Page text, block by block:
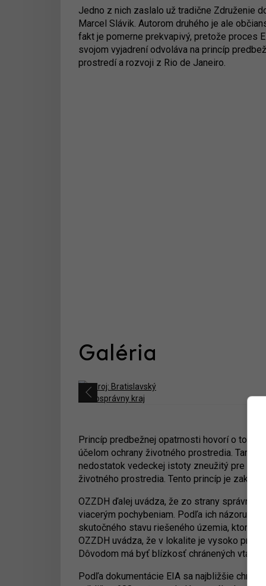
Jedno z nich zaslalo už tradične Združenie
Marcel Slávik. Autorom druhého je ale
fakt je pomerne prekvapivý, pretože proces
svojom vyjadrení odvoláva na princíp
prostredí a rozvoji z Rio de Janeiro.
Galéria
Princíp predbežnej opatrnosti hovorí o tom,
účelom ochrany životného prostredia. Tam,
nedostatok vedeckej istoty zneužitý pre
životného prostredia. Tento princíp je
OZZDH ďalej uvádza, že zo strany
viacerým pochybeniam. Podľa ich názoru
skutočného stavu riešeného územia,
OZZDH uvádza, že v lokalite je vysoko
Dôvodom má byť blízkosť chránených
Podľa dokumentácie EIA sa najbližšie